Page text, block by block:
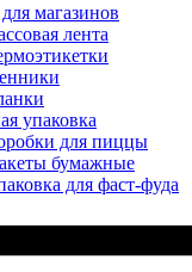
магазинов
лента
упаковка
для пиццы
бумажные
для фаст-фуда